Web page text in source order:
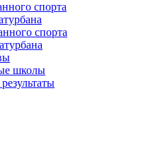
спорта
спорта
школы